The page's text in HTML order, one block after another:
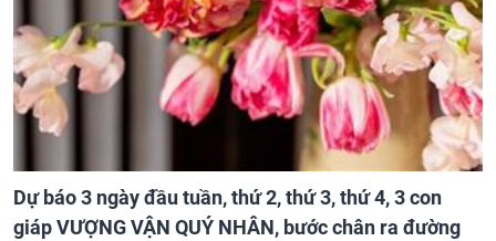
Dự báo 3 ngày đầu tuần, thứ 2, thứ 3, thứ 4, 3 con
giáp VƯỢNG VẬN QUÝ NHÂN, bước chân ra đường